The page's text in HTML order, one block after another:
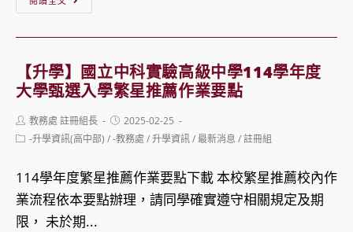
戰
下
的
灣
勢、
冷
士
班
招
資
國
立
中
大
辦
理
【升學】國立中科實驗高級中學114學年度
大學甄選入學繁星推薦作業要點
Post
author:
教務處 註冊組長
Post
published:
2025-02-25
Post-升學資訊(高中部) /-教務處 /升學資訊/最新消息 /註冊組
114學年度繁星推薦作業要點下載 本校繁星推薦校內作
業流程依本要點辦理，請同學確實遵守相關規定及期
限， 未於期...